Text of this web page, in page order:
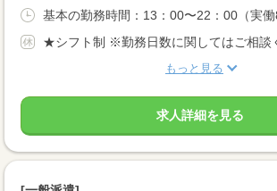
基本の勤務時間：13：00〜22：00（実働
★シフト制 ※勤務日数に関してはご相談
もっと見る
求人詳細を見る